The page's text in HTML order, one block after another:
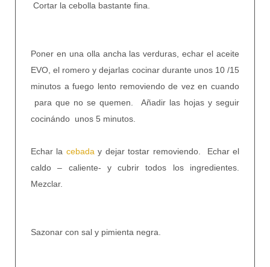
Cortar la cebolla bastante fina.
Poner en una olla ancha las verduras, echar el aceite
EVO, el romero y dejarlas cocinar durante unos 10 /15
minutos a fuego lento removiendo de vez en cuando
para que no se quemen.
Añadir las hojas y seguir
cocinándo unos 5 minutos.
Echar la cebada y dejar tostar removiendo.
Echar el
caldo – caliente- y cubrir todos los ingredientes.
Mezclar.
Sazonar con sal y pimienta negra.